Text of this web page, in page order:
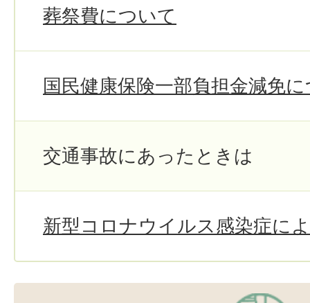
葬祭費について
国民健康保険一部負担金減免
交通事故にあったときは
新型コロナウイルス感染症に